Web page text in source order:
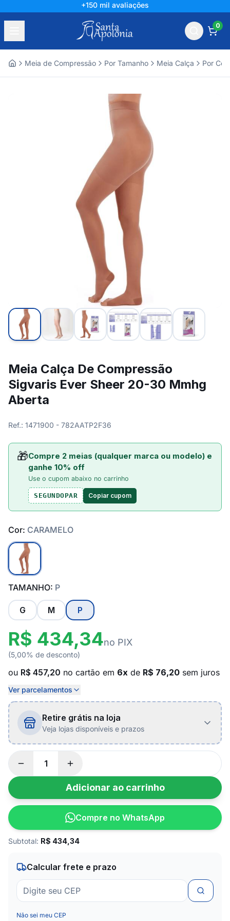
+150 mil avaliações
0
Meia de Compressão Por Tamanho Meia Calça Por
Meia Calça De Compressão
Sigvaris Ever Sheer 20-30 Mmhg
Aberta
Ref.: 1471900 - 782AATP2F36
🎁Compre 2 meias (qualquer marca ou modelo) e
ganhe 10% off
Use o cupom abaixo no carrinho
SEGUNDOPAR Copiar cupom
Cor: CARAMELO
TAMANHO: P
G M P
R$ 434,34no PIX
(5,00% de desconto)
ou R$ 457,20 no cartão em 6x de R$ 76,20 sem juros
Ver parcelamentos
Retire grátis na loja
Veja lojas disponíveis e prazos
Adicionar ao carrinho
Compre no WhatsApp
Subtotal: R$ 434,34
Calcular frete e prazo
Não sei meu CEP